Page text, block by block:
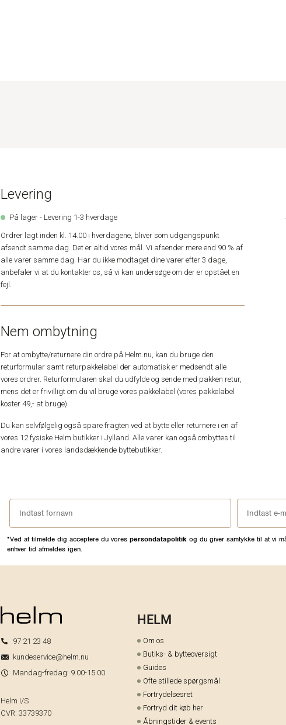
Levering
På lager - Levering 1-3 hverdage
Ordrer lagt inden kl. 14.00 i hverdagene, bliver som udgangspunkt
afsendt samme dag. Det er altid vores mål. Vi afsender mere end 90 % af
alle varer samme dag. Har du ikke modtaget dine varer efter 3 dage,
anbefaler vi at du kontakter os, så vi kan undersøge om der er opstået en
fejl.
Nem ombytning
For at ombytte/returnere din ordre på Helm.nu, kan du bruge den
returformular samt returpakkelabel der automatisk er medsendt alle
vores ordrer. Returformularen skal du udfylde og sende med pakken retur,
mens det er frivilligt om du vil bruge vores pakkelabel (vores pakkelabel
koster 49,- at bruge).
Du kan selvfølgelig også spare fragten ved at bytte eller returnere i en af
vores 12 fysiske Helm butikker i Jylland. Alle varer kan også ombyttes til
andre varer i vores landsdækkende byttebutikker.
*Ved at tilmelde dig acceptere du vores persondatapolitik og du giver samtykke til at vi
enhver tid afmeldes igen.
97 21 23 48
kundeservice@helm.nu
Mandag-fredag: 9.00-15.00
Helm I/S
CVR: 33739370
HELM
Om os
Butiks- & bytteoversigt
Guides
Ofte stillede spørgsmål
Fortrydelsesret
Fortryd dit køb her
Åbningstider & events